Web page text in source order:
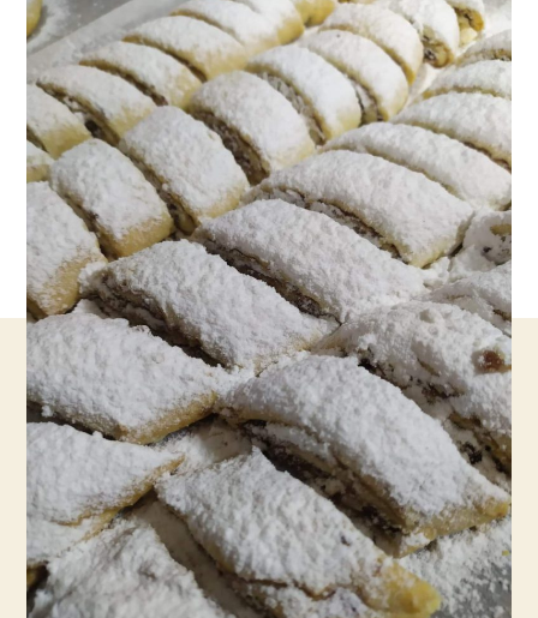
תמרים
ואגוזים
עם
סוד
קטן
לבצק
נימוח